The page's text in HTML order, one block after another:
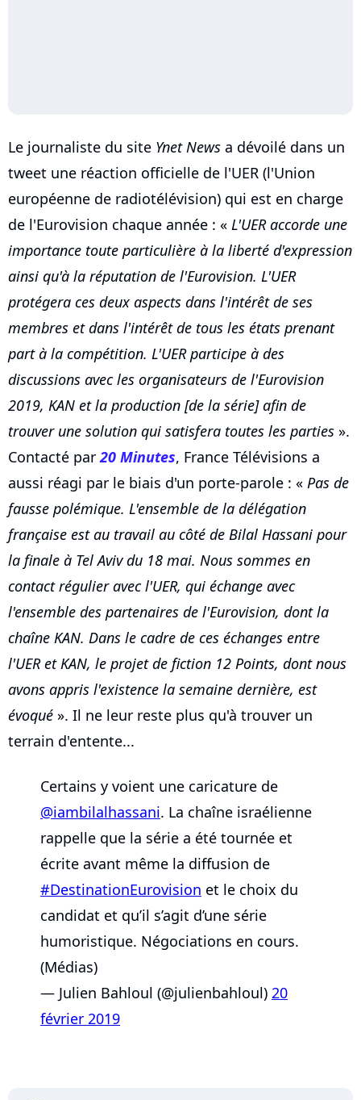
Le journaliste du site Ynet News a dévoilé dans un
tweet une réaction officielle de l'UER (l'Union
européenne de radiotélévision) qui est en charge
de l'Eurovision chaque année : « L'UER accorde une
importance toute particulière à la liberté d'expression
ainsi qu'à la réputation de l'Eurovision. L'UER
protégera ces deux aspects dans l'intérêt de ses
membres et dans l'intérêt de tous les états prenant
part à la compétition. L'UER participe à des
discussions avec les organisateurs de l'Eurovision
2019, KAN et la production [de la série] afin de
trouver une solution qui satisfera toutes les parties ».
Contacté par20 Minutes, France Télévisions a
aussi réagi par le biais d'un porte-parole : « Pas de
fausse polémique. L'ensemble de la délégation
française est au travail au côté de Bilal Hassani pour
la finale à Tel Aviv du 18 mai. Nous sommes en
contact régulier avec l'UER, qui échange avec
l'ensemble des partenaires de l'Eurovision, dont la
chaîne KAN. Dans le cadre de ces échanges entre
l'UER et KAN, le projet de fiction 12 Points, dont nous
avons appris l'existence la semaine dernière, est
évoqué ». Il ne leur reste plus qu'à trouver un
terrain d'entente...
Certains y voient une caricature de
@iambilalhassani. La chaîne israélienne
rappelle que la série a été tournée et
écrite avant même la diffusion de
#DestinationEurovision et le choix du
candidat et qu’il s’agit d’une série
humoristique. Négociations en cours.
(Médias)
— Julien Bahloul (@julienbahloul) 20
février 2019